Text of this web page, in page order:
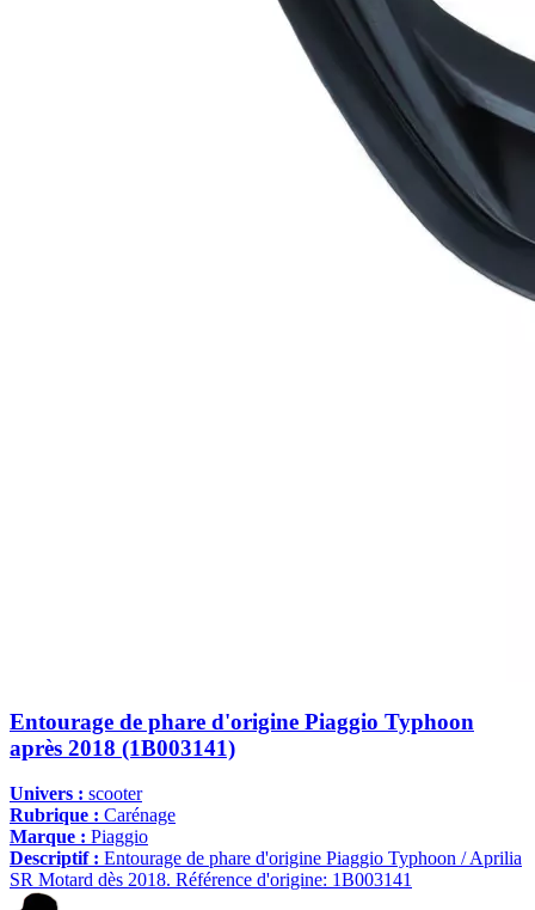
Entourage de phare d'origine Piaggio Typhoon
après 2018 (1B003141)
Univers : scooter
Rubrique : Carénage
Marque : Piaggio
Descriptif : Entourage de phare d'origine Piaggio Typhoon / Aprilia
SR Motard dès 2018. Référence d'origine: 1B003141